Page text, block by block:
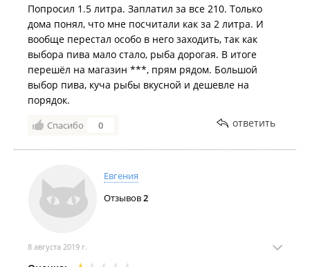
Попросил 1.5 литра. Заплатил за все 210. Только
дома понял, что мне посчитали как за 2 литра. И
вообще перестал особо в него заходить, так как
выбора пива мало стало, рыба дорогая. В итоге
перешёл на магазин ***, прям рядом. Большой
выбор пива, куча рыбы вкусной и дешевле на
порядок.
Спасибо 0 ответить
Евгения
Отзывов2
8 августа 2019 г.